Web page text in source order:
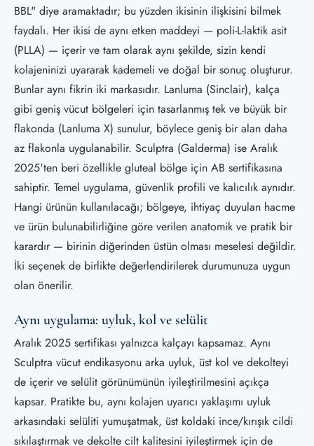
BBL" diye aramaktadır; bu yüzden ikisinin ilişkisini bilmek
faydalı. Her ikisi de aynı etken maddeyi — poli-L-laktik asit
(PLLA) — içerir ve tam olarak aynı şekilde, sizin kendi
kolajeninizi uyararak kademeli ve doğal bir sonuç oluşturur.
Bunlar aynı fikrin iki markasıdır. Lanluma (Sinclair), kalça
gibi geniş vücut bölgeleri için tasarlanmış tek ve büyük bir
flakonda (Lanluma X) sunulur, böylece geniş bir alan daha
az flakonla uygulanabilir. Sculptra (Galderma) ise Aralık
2025'ten beri özellikle gluteal bölge için AB sertifikasına
sahiptir. Temel uygulama, güvenlik profili ve kalıcılık aynıdır.
Hangi ürünün kullanılacağı; bölgeye, ihtiyaç duyulan hacme
ve ürün bulunabilirliğine göre verilen anatomik ve pratik bir
karardır — birinin diğerinden üstün olması meselesi değildir.
İki seçenek de birlikte değerlendirilerek durumunuza uygun
olan önerilir.
Aynı uygulama: uyluk, kol ve selülit
Aralık 2025 sertifikası yalnızca kalçayı kapsamaz. Aynı
Sculptra vücut endikasyonu arka uyluk, üst kol ve dekolteyi
de içerir ve selülit görünümünün iyileştirilmesini açıkça
kapsar. Pratikte bu, aynı kolajen uyarıcı yaklaşımı uyluk
arkasındaki selüliti yumuşatmak, üst koldaki ince/kırışık cildi
sıkılaştırmak ve dekolte cilt kalitesini iyileştirmek için de